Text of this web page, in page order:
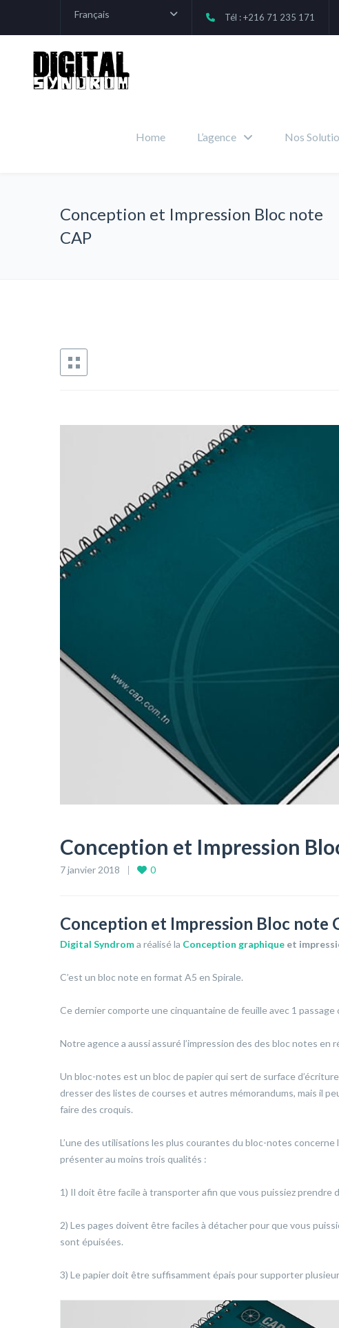
Français Tél : +216 71 235 171
Home L’agence Nos
Conception et Impression Bloc note
CAP
Conception et Impression
7 janvier 2018 0
Conception et Impression Bloc note
Digital Syndroma réalisé la Conception graphique et
C’est un bloc note en format A5 en Spirale.
Ce dernier comporte une cinquantaine de feuille avec 1 passage
Notre agence a aussi assuré l’impression des des bloc notes en
Un bloc-notes est un bloc de papier qui sert de surface
dresser des listes de courses et autres mémorandums, mais il
faire des croquis.
L’une des utilisations les plus courantes du bloc-notes
présenter au moins trois qualités :
1) Il doit être facile à transporter afin que vous puissiez prendre
2) Les pages doivent être faciles à détacher pour que vous
sont épuisées.
3) Le papier doit être suffisamment épais pour supporter